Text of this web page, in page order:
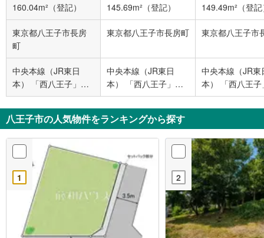
160.04m²（登記） 145.69m²（登記） 149.49m²（登
東京都八王子市長房
町
東京都八王子市長房町 東京都八王子市
中央本線（JR東日
本） 「西八王子」駅
徒歩29分
中央本線（JR東日
本） 「西八王子」駅
バス7分 カインズ八王
子長房店前 バス停下
車 徒歩12分
中央本線（JR東
本） 「西八王子
バス7分 カイン
子長房店前 バス
八王子市の人気物件をランキングから探す
1 2